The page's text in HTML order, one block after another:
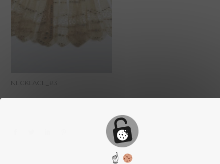
NECKLACE_#3
☝